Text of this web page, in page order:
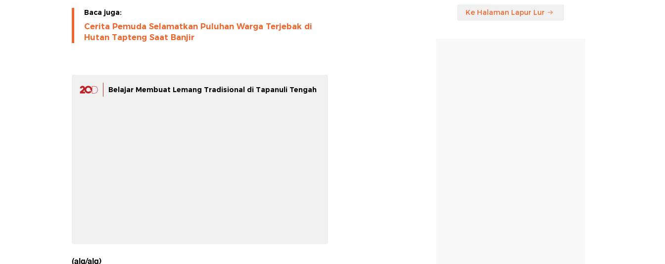
Baca juga:
Cerita Pemuda Selamatkan Puluhan Warga Terjebak di
Hutan Tapteng Saat Banjir
Belajar Membuat Lemang Tradisional di Tapanuli Tengah
(alg/alg)
Ke Halaman Lapur Lur